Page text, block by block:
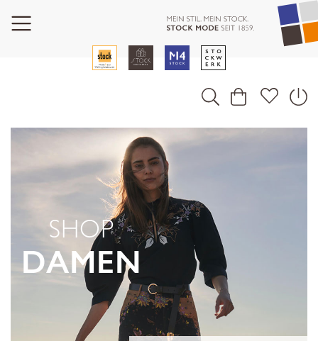
SHOP
DAMEN